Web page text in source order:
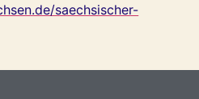
saechsischer-